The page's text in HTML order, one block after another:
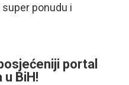
ponudu i
portal
u BiH!